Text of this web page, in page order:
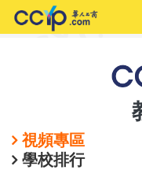
視頻專區
學校排行